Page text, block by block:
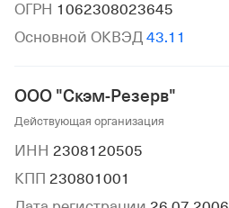
ОГРН 1062308023645
Основной ОКВЭД 43.11
ООО "Скэм-Резерв"
Действующая организация
ИНН 2308120505
КПП 230801001